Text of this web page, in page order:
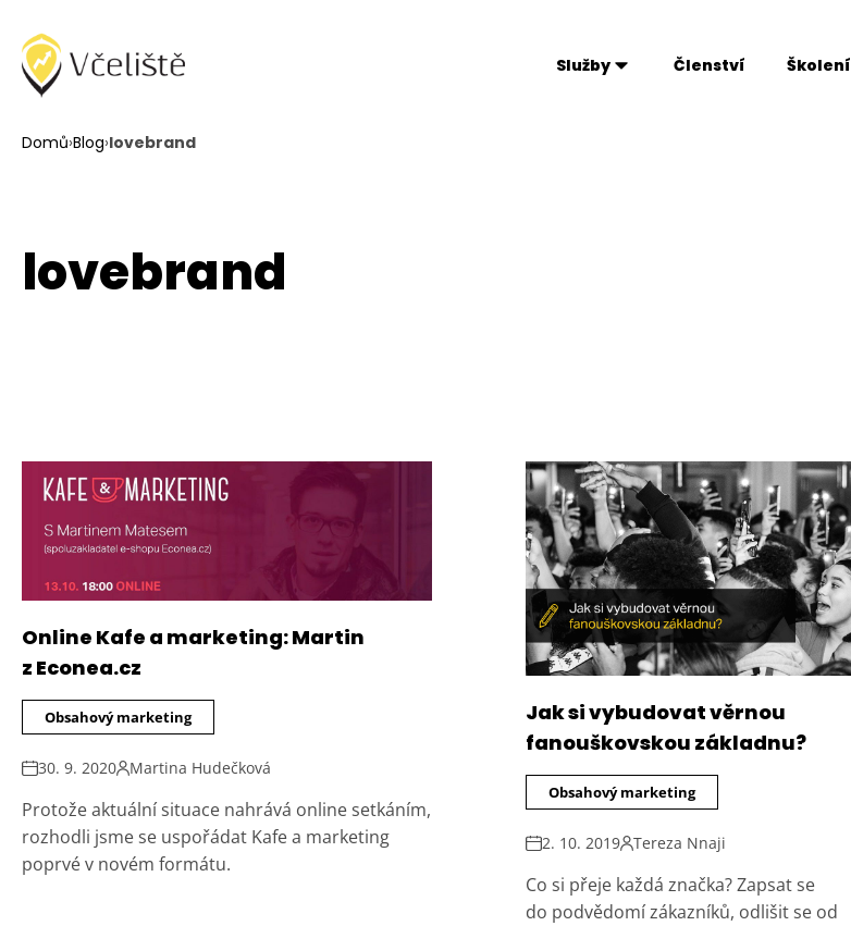
Služby Členství Školení
Domů›Blog›lovebrand
lovebrand
Online Kafe a marketing: Martin
z Econea.cz
Obsahový marketing
30. 9. 2020 Martina Hudečková
Protože aktuální situace nahrává online setkáním,
rozhodli jsme se uspořádat Kafe a marketing
poprvé v novém formátu.
Jak si vybudovat věrnou
fanouškovskou základnu?
Obsahový marketing
2. 10. 2019 Tereza Nnaji
Co si přeje každá značka? Zapsat se
do podvědomí zákazníků, odlišit se od